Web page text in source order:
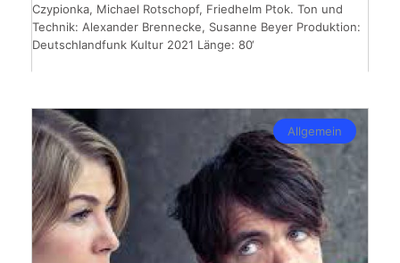
Czypionka, Michael Rotschopf, Friedhelm Ptok. Ton und
Technik: Alexander Brennecke, Susanne Beyer Produktion:
Deutschlandfunk Kultur 2021 Länge: 80‘
Allgemein